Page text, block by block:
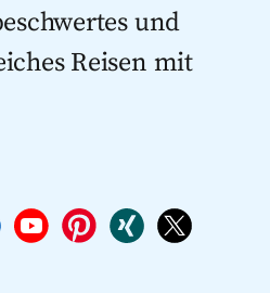
stehen. Deshalb
vor Reisebeginn
vorzunehmen.
und
Reisen mit